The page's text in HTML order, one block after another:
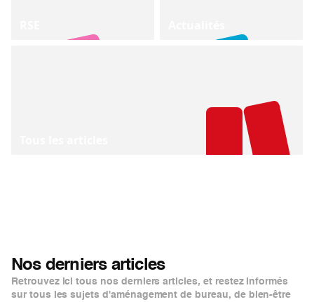
Nos derniers articles
Retrouvez ici tous nos derniers articles, et restez informés
sur tous les sujets d'aménagement de bureau, de bien-être